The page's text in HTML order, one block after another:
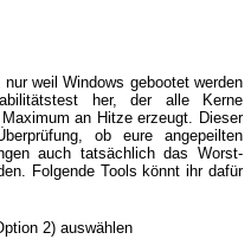
weil Windows gebootet werden
her, der alle Kerne
an Hitze erzeugt. Dieser
ob eure angepeilten
auch tatsächlich das Worst-
Folgende Tools könnt ihr dafür
2) auswählen